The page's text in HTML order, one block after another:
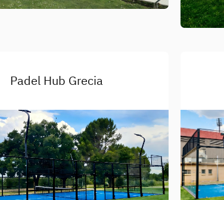
Padel Hub Grecia